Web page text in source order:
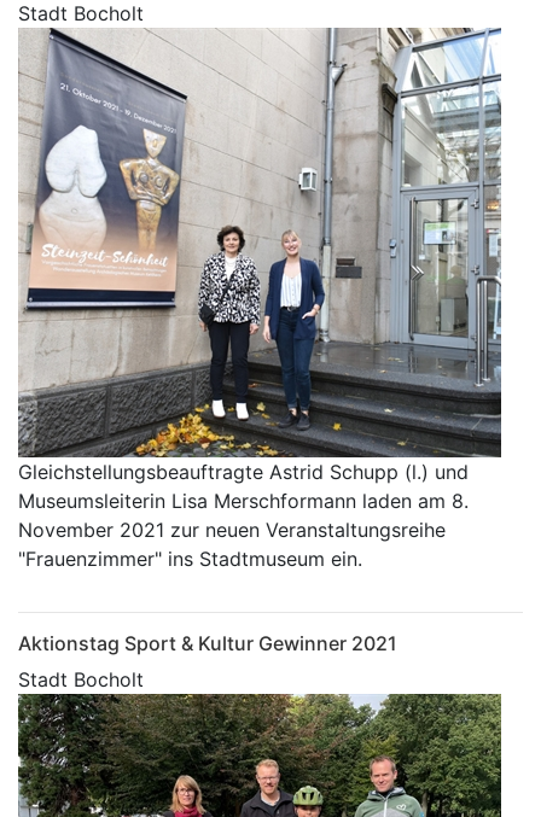
Stadt Bocholt
Gleichstellungsbeauftragte Astrid Schupp (l.) und
Museumsleiterin Lisa Merschformann laden am 8.
November 2021 zur neuen Veranstaltungsreihe
"Frauenzimmer" ins Stadtmuseum ein.
Aktionstag Sport & Kultur Gewinner 2021
Stadt Bocholt